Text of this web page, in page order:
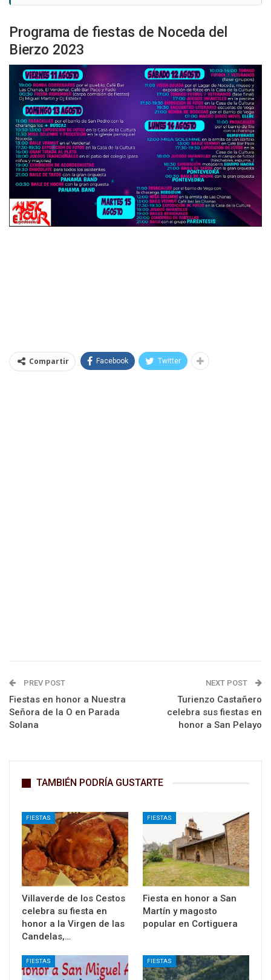
Programa de fiestas de Noceda del
Bierzo 2023
Compartir Facebook Twitter
PREV POST
Fiestas en honor a Nuestra
Señora de la O en Parada
Solana
NEXT POST
Turienzo Castañero
celebra sus fiestas en
honor a San Pelayo
TAMBIÉN PODRÍA GUSTARTE
FIESTAS
Villaverde de los Cestos
celebra su fiesta en
honor a la Virgen de las
Candelas,…
FIESTAS
Fiesta en honor a San
Martín y magosto
popular en Cortiguera
FIESTAS FIESTAS